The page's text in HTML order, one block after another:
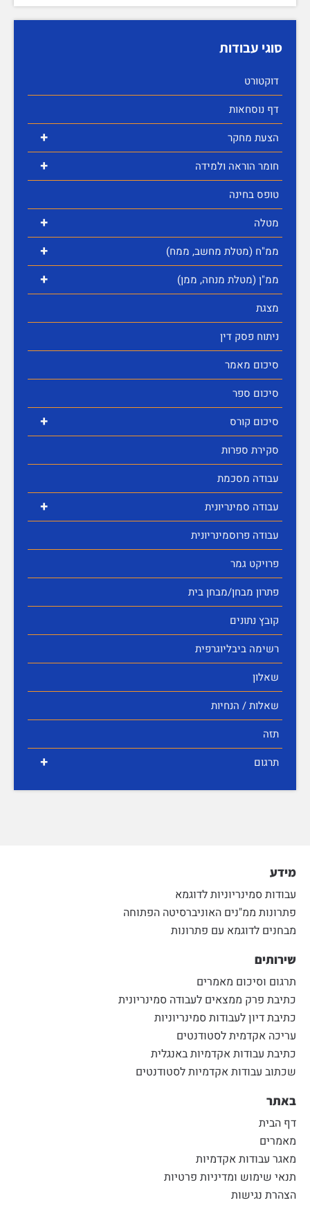
סוגי עבודות
דוקטורט
דף נוסחאות
+ הצעת מחקר
+
חומר הוראה ולמידה
טופס בחינה
+ מטלה
+ ממ"ח (מטלת מחשב, ממח)
+
ממ"ן (מטלת מנחה, ממן)
מצגת
ניתוח פסק דין
סיכום מאמר
סיכום ספר
+
סיכום קורס
סקירת ספרות
עבודה מסכמת
+
עבודה סמינריונית
עבודה פרוסמינריונית
פרויקט גמר
פתרון מבחן/מבחן בית
קובץ נתונים
רשימה ביבליוגרפית
שאלון
שאלות / הנחיות
תזה
+ תרגום
מידע
עבודות סמינריוניות לדוגמא
פתרונות ממ"נים האוניברסיטה הפתוחה
מבחנים לדוגמא עם פתרונות
שירותים
תרגום וסיכום מאמרים
כתיבת פרק ממצאים לעבודה סמינריונית
כתיבת דיון לעבודות סמינריוניות
עריכה אקדמית לסטודנטים
כתיבת עבודות אקדמיות באנגלית
שכתוב עבודות אקדמיות לסטודנטים
באתר
דף הבית
מאמרים
מאגר עבודות אקדמיות
תנאי שימוש ומדיניות פרטיות
הצהרת נגישות